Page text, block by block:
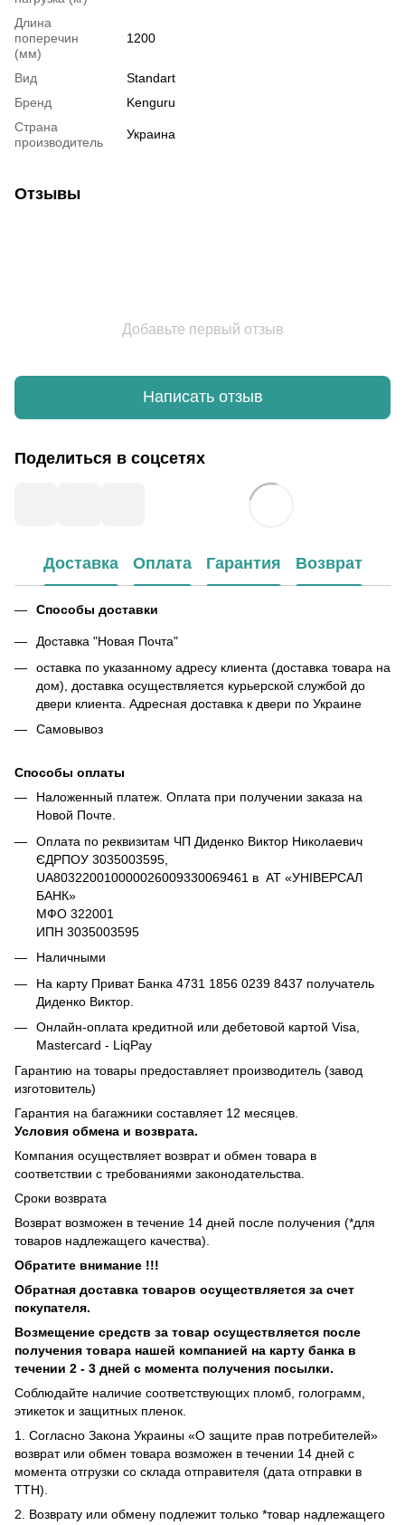
Длина
поперечин
(мм)
1200
Вид
Standart
Бренд
Kenguru
Страна
производитель
Украина
Отзывы
Добавьте первый отзыв
Написать отзыв
Поделиться в соцсетях
Доставка Оплата Гарантия Возврат
Способы доставки
Доставка "Новая Почта"
оставка по указанному адресу клиента (доставка товара на
дом), доставка осуществляется курьерской службой до
двери клиента. Адресная доставка к двери по Украине
Самовывоз
Способы оплаты
Наложенный платеж. Оплата при получении заказа на
Новой Почте.
Оплата по реквизитам ЧП Диденко Виктор Николаевич
ЄДРПОУ 3035003595,
UA803220010000026009330069461 в АТ «УНІВЕРСАЛ
БАНК»
МФО 322001
ИПН 3035003595
Наличными
На карту Приват Банка 4731 1856 0239 8437 получатель
Диденко Виктор.
Онлайн-оплата кредитной или дебетовой картой Visa,
Mastercard - LiqPay
Гарантию на товары предоставляет производитель (завод
изготовитель)
Гарантия на багажники составляет 12 месяцев.
Условия обмена и возврата.
Компания осуществляет возврат и обмен товара в
соответствии с требованиями законодательства.
Сроки возврата
Возврат возможен в течение 14 дней после получения (*для
товаров надлежащего качества).
Обратите внимание !!!
Обратная доставка товаров осуществляется за счет
покупателя.
Возмещение средств за товар осуществляется после
получения товара нашей компанией на карту банка в
течении 2 - 3 дней с момента получения посылки.
Соблюдайте наличие соответствующих пломб, голограмм,
этикеток и защитных пленок.
1. Согласно Закона Украины «О защите прав потребителей»
возврат или обмен товара возможен в течении 14 дней с
момента отгрузки со склада отправителя (дата отправки в
ТТН).
2. Возврату или обмену подлежит только *товар надлежащего